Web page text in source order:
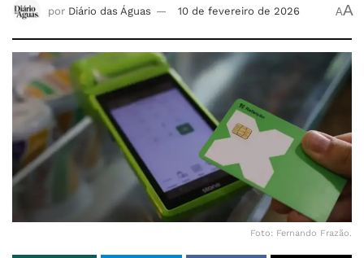
por Diário das Águas 10 de fevereiro de 2026 AA
Foto: Fernando Frazão.